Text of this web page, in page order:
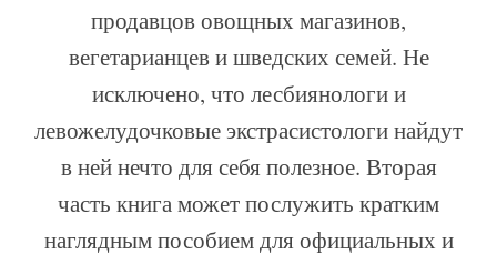
продавцов овощных магазинов,
вегетарианцев и шведских семей. Не
исключено, что лесбиянологи и
левожелудочковые экстрасистологи найдут
в ней нечто для себя полезное. Вторая
часть книга может послужить кратким
наглядным пособием для официальных и